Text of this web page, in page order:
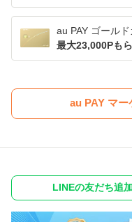
au PAY ゴール
最大23,000Pも
au PAY マー
LINEの友だち追